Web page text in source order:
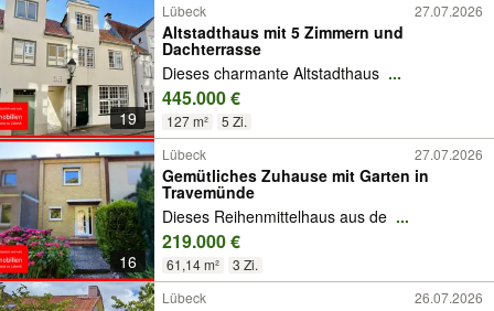
19
Lübeck 27.07.2026
Altstadthaus mit 5 Zimmern und
Dachterrasse
Dieses charmante Altstadthaus ...
445.000 €
127 m² 5 Zi.
16
Lübeck 27.07.2026
Gemütliches Zuhause mit Garten in
Travemünde
Dieses Reihenmittelhaus aus de ...
219.000 €
61,14 m² 3 Zi.
Lübeck 26.07.2026